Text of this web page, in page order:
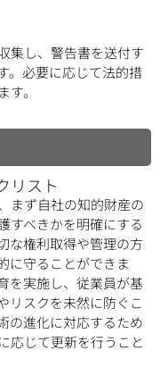
集し、警告書を送付す
。必要に応じて法的措
。
リスト
まず自社の知的財産の
すべきかを明確にする
な権利取得や管理の方
に守ることができま
を実施し、従業員が基
リスクを未然に防ぐこ
の進化に対応するため
応じて更新を行うこと